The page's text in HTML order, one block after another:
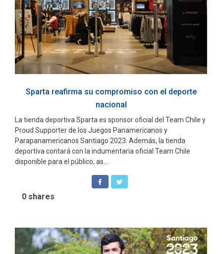
Sparta reafirma su compromiso con el deporte
nacional
La tienda deportiva Sparta es sponsor oficial del Team Chile y
Proud Supporter de los Juegos Panamericanos y
Parapanamericanos Santiago 2023. Además, la tienda
deportiva contará con la indumentaria oficial Team Chile
disponible para el público, as...
0 shares